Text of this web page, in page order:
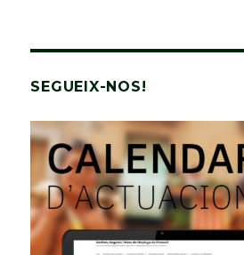
SEGUEIX-NOS!